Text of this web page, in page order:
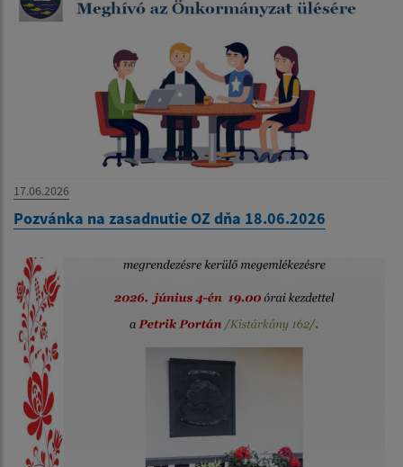
17.06.2026
Pozvánka na zasadnutie OZ dňa 18.06.2026